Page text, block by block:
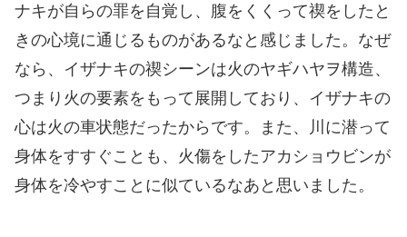
ナキが自らの罪を自覚し、腹をくくって禊をしたと
きの心境に通じるものがあるなと感じました。なぜ
なら、イザナキの禊シーンは火のヤギハヤヲ構造、
つまり火の要素をもって展開しており、イザナキの
心は火の車状態だったからです。また、川に潜って
身体をすすぐことも、火傷をしたアカショウビンが
身体を冷やすことに似ているなあと思いました。